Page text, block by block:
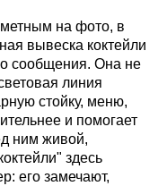
на фото, в
вывеска коктейли
сообщения. Она не
линия
стойку, меню,
и помогает
ним живой,
здесь
его замечают,